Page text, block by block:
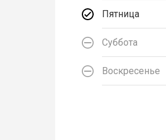
Пятница
Суббота
Воскресенье